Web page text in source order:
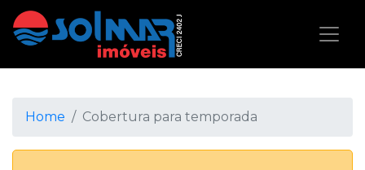
Home Cobertura para temporada